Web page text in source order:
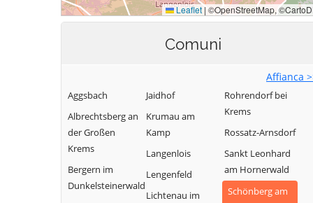
Comuni
Affianca
Aggsbach
Albrechtsberg an
der Großen
Krems
Bergern im
Dunkelsteinerwald
Jaidhof
Krumau am
Kamp
Langenlois
Lengenfeld
Lichtenau im
Rohrendorf bei
Krems
Rossatz-Arnsdorf
Sankt Leonhard
am Hornerwald
Schönberg am